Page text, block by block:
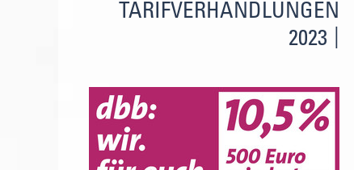
TARIFVERHANDLUNGEN
2023